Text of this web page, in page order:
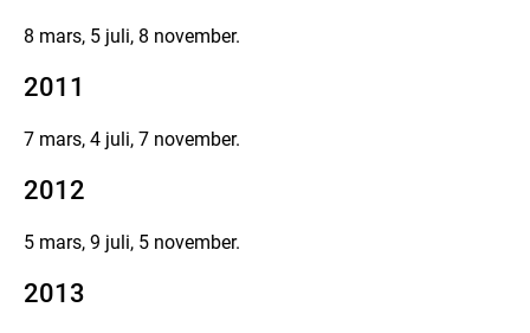
8 mars, 5 juli, 8 november.
2011
7 mars, 4 juli, 7 november.
2012
5 mars, 9 juli, 5 november.
2013